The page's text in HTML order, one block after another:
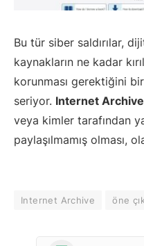
Bu tür siber saldırılar,
kaynakların ne kadar
korunması gerektiğini
seriyor. Internet Archive
veya kimler tarafından
paylaşılmamış olması,
Internet Archive öne